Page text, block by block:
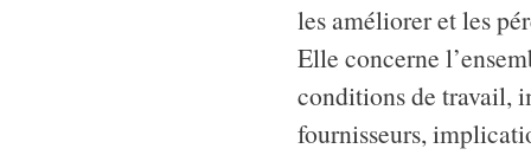
les améliorer et les
Elle concerne
conditions de travail,
fournisseurs,